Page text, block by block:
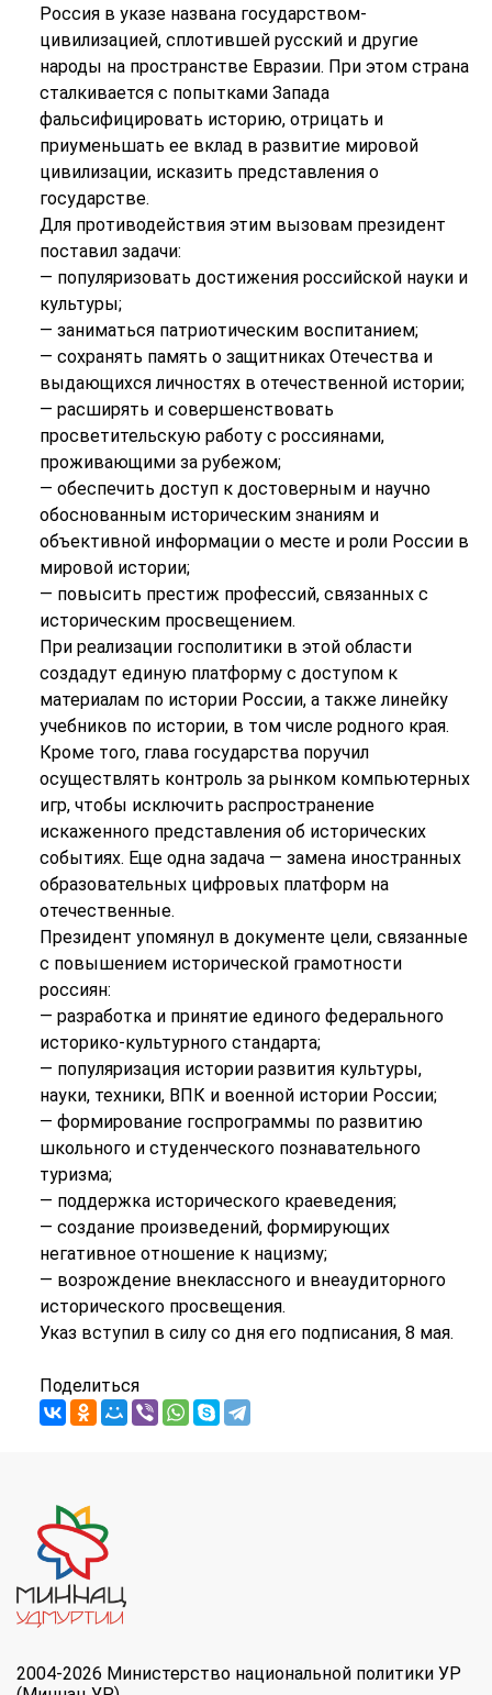
Россия в указе названа государством-
цивилизацией, сплотившей русский и другие
народы на пространстве Евразии. При этом страна
сталкивается с попытками Запада
фальсифицировать историю, отрицать и
приуменьшать ее вклад в развитие мировой
цивилизации, исказить представления о
государстве.
Для противодействия этим вызовам президент
поставил задачи:
— популяризовать достижения российской науки и
культуры;
— заниматься патриотическим воспитанием;
— сохранять память о защитниках Отечества и
выдающихся личностях в отечественной истории;
— расширять и совершенствовать
просветительскую работу с россиянами,
проживающими за рубежом;
— обеспечить доступ к достоверным и научно
обоснованным историческим знаниям и
объективной информации о месте и роли России в
мировой истории;
— повысить престиж профессий, связанных с
историческим просвещением.
При реализации госполитики в этой области
создадут единую платформу с доступом к
материалам по истории России, а также линейку
учебников по истории, в том числе родного края.
Кроме того, глава государства поручил
осуществлять контроль за рынком компьютерных
игр, чтобы исключить распространение
искаженного представления об исторических
событиях. Еще одна задача — замена иностранных
образовательных цифровых платформ на
отечественные.
Президент упомянул в документе цели, связанные
с повышением исторической грамотности
россиян:
— разработка и принятие единого федерального
историко-культурного стандарта;
— популяризация истории развития культуры,
науки, техники, ВПК и военной истории России;
— формирование госпрограммы по развитию
школьного и студенческого познавательного
туризма;
— поддержка исторического краеведения;
— создание произведений, формирующих
негативное отношение к нацизму;
— возрождение внеклассного и внеаудиторного
исторического просвещения.
Указ вступил в силу со дня его подписания, 8 мая.
Поделиться
2004-2026 Министерство национальной политики УР